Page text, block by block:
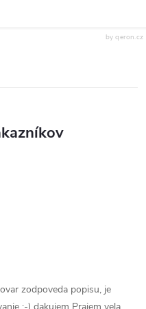
by qeron.cz
zodpoveda popisu, je
:-) dakujem Prajem vela